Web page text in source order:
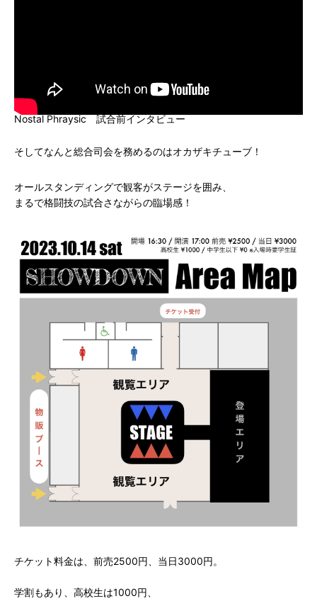
Nostal Phraysic 試合前インタビュー
そしてなんと総合司会を務めるのはオカザキチューブ！
オールスタンディングで観客がステージを囲み、
まるで格闘技の試合さながらの臨場感！
チケット料金は、前売2500円、当日3000円。
学割もあり、高校生は1000円、